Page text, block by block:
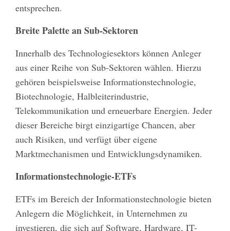
entsprechen.
Breite Palette an Sub-Sektoren
Innerhalb des Technologiesektors können Anleger
aus einer Reihe von Sub-Sektoren wählen. Hierzu
gehören beispielsweise Informationstechnologie,
Biotechnologie, Halbleiterindustrie,
Telekommunikation und erneuerbare Energien. Jeder
dieser Bereiche birgt einzigartige Chancen, aber
auch Risiken, und verfügt über eigene
Marktmechanismen und Entwicklungsdynamiken.
Informationstechnologie-ETFs
ETFs im Bereich der Informationstechnologie bieten
Anlegern die Möglichkeit, in Unternehmen zu
investieren, die sich auf Software, Hardware, IT-